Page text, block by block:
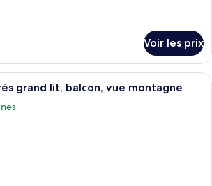
Voir les prix
Une chambre d’hôtel moderne
grand lit, balcon, vue montagne